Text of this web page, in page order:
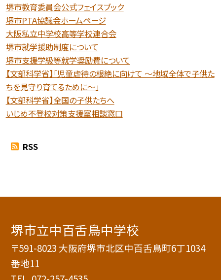
堺市教育委員会公式フェイスブック
堺市PTA協議会ホームページ
大阪私立中学校高等学校連合会
堺市就学援助制度について
堺市支援学級等就学奨励費について
【文部科学省】「児童虐待の根絶に向けて 〜地域全体で子供た
ちを見守り育てるために〜」
【文部科学省】全国の子供たちへ
いじめ不登校対策支援室相談窓口
RSS
堺市立中百舌鳥中学校
〒591-8023 大阪府堺市北区中百舌鳥町6丁1034
番地11